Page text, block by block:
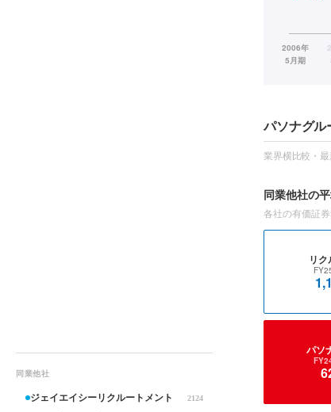
同業他社
ジェイエイシーリクルートメント 2124
パソナグル
業界横比較・
同業他社の
各社の有価証
リ
パソ